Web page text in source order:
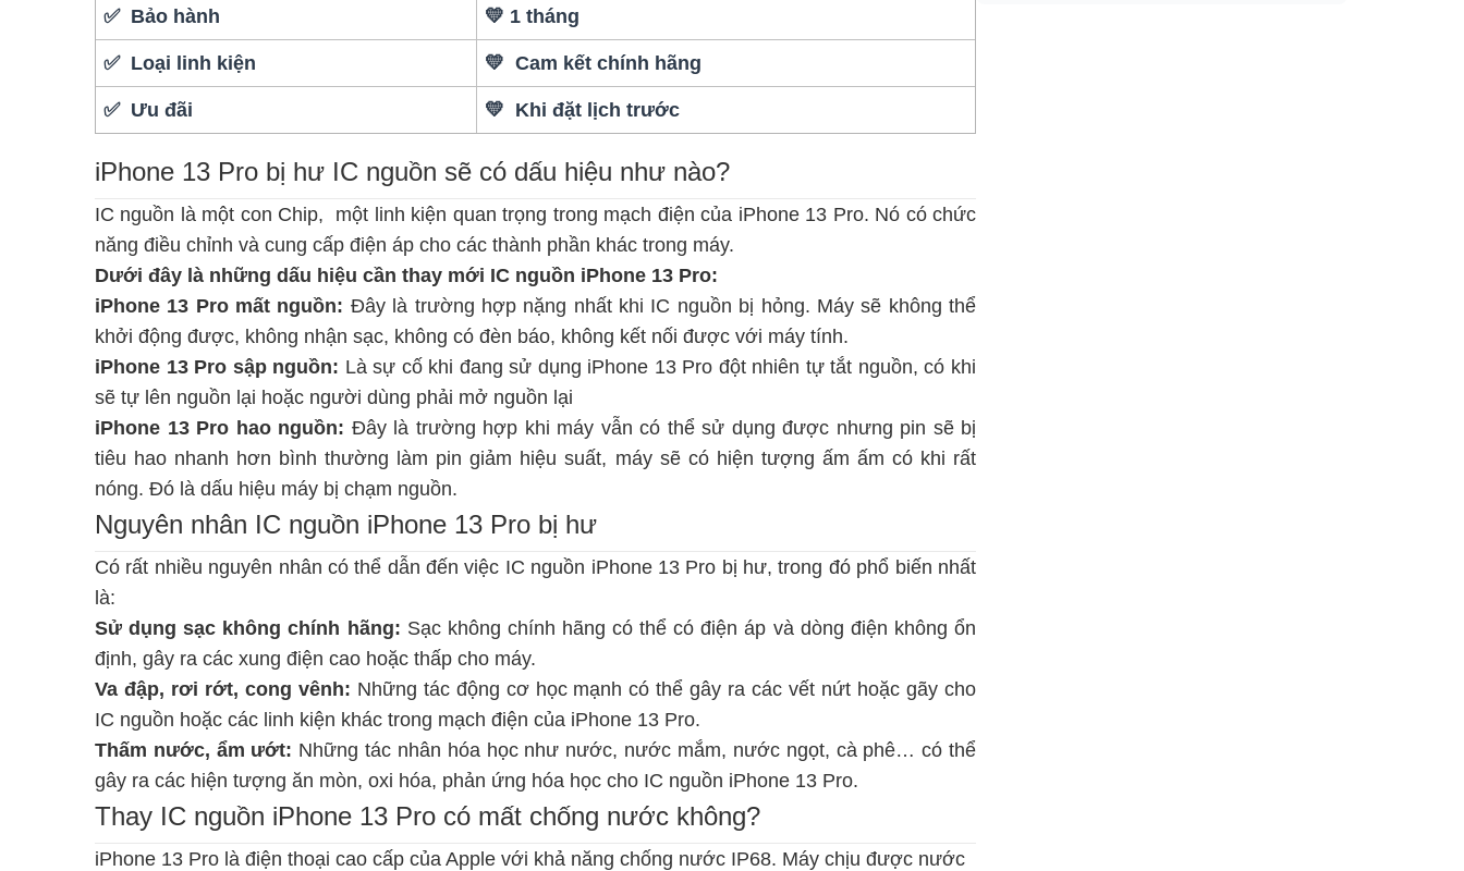
✅ Bảo hành 💛 1 tháng
✅ Loại linh kiện 💛 Cam kết chính hãng
✅ Ưu đãi 💛 Khi đặt lịch trước
iPhone 13 Pro bị hư IC nguồn sẽ có dấu hiệu như nào?
IC nguồn là một con Chip, một linh kiện quan trọng trong mạch điện của iPhone 13 Pro. Nó có chức
năng điều chỉnh và cung cấp điện áp cho các thành phần khác trong máy.
Dưới đây là những dấu hiệu cần thay mới IC nguồn iPhone 13 Pro:
iPhone 13 Pro mất nguồn: Đây là trường hợp nặng nhất khi IC nguồn bị hỏng. Máy sẽ không thể
khởi động được, không nhận sạc, không có đèn báo, không kết nối được với máy tính.
iPhone 13 Pro sập nguồn: Là sự cố khi đang sử dụng iPhone 13 Pro đột nhiên tự tắt nguồn, có khi
sẽ tự lên nguồn lại hoặc người dùng phải mở nguồn lại
iPhone 13 Pro hao nguồn: Đây là trường hợp khi máy vẫn có thể sử dụng được nhưng pin sẽ bị
tiêu hao nhanh hơn bình thường làm pin giảm hiệu suất, máy sẽ có hiện tượng ấm ấm có khi rất
nóng. Đó là dấu hiệu máy bị chạm nguồn.
Nguyên nhân IC nguồn iPhone 13 Pro bị hư
Có rất nhiều nguyên nhân có thể dẫn đến việc IC nguồn iPhone 13 Pro bị hư, trong đó phổ biến nhất
là:
Sử dụng sạc không chính hãng: Sạc không chính hãng có thể có điện áp và dòng điện không ổn
định, gây ra các xung điện cao hoặc thấp cho máy.
Va đập, rơi rớt, cong vênh: Những tác động cơ học mạnh có thể gây ra các vết nứt hoặc gãy cho
IC nguồn hoặc các linh kiện khác trong mạch điện của iPhone 13 Pro.
Thấm nước, ẩm ướt: Những tác nhân hóa học như nước, nước mắm, nước ngọt, cà phê… có thể
gây ra các hiện tượng ăn mòn, oxi hóa, phản ứng hóa học cho IC nguồn iPhone 13 Pro.
Thay IC nguồn iPhone 13 Pro có mất chống nước không?
iPhone 13 Pro là điện thoại cao cấp của Apple với khả năng chống nước IP68. Máy chịu được nước